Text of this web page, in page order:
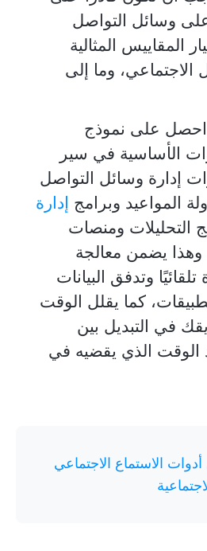
وسائل التواصل
المقاييس المثالية
الاجتماعي، وما إلى
احصل على نموذج
الأساسية في سير
إدارة وسائل التواصل
المواعيد وبرامج إدارة
التحليلات ومنصات
وهذا يضمن معالجة
وتدفق البيانات
كما يقلل الوقت
في التبديل بين
الوقت الذي يقضيه في
الاستماع الاجتماعي